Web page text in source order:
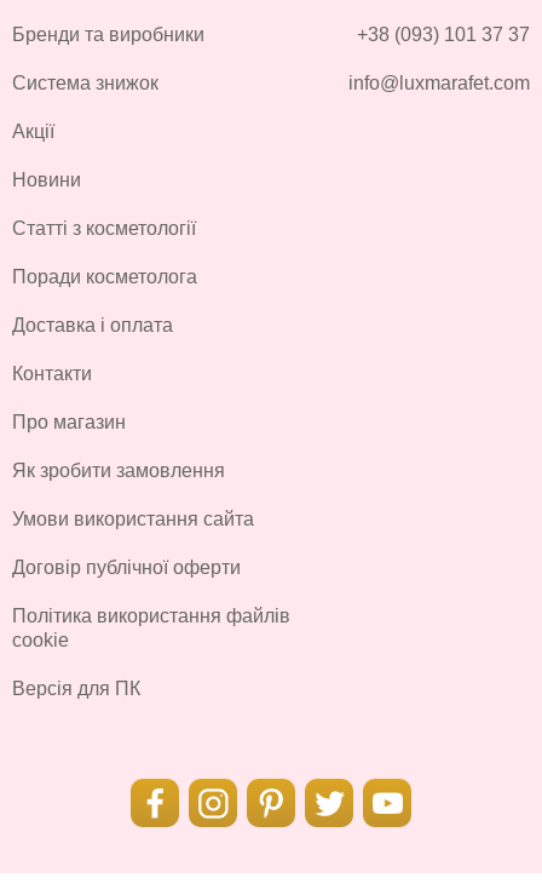
Бренди та виробники
Система знижок
Акції
Новини
Статті з косметології
Поради косметолога
Доставка і оплата
Контакти
Про магазин
Як зробити замовлення
Умови використання сайта
Договір публічної оферти
Політика використання файлів
cookie
Версія для ПК
+38 (093) 101 37 37
info@luxmarafet.com